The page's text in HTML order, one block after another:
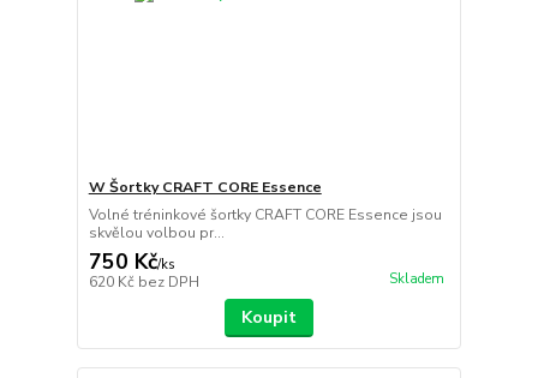
W Šortky CRAFT CORE Essence
Volné tréninkové šortky CRAFT CORE Essence jsou
skvělou volbou pr...
750 Kč/ks
620 Kč bez DPH Skladem
Koupit